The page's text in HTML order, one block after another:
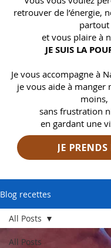
retrouver de l’énergie,
partout
et vous plaire à
JE SUIS LA
Je vous accompagne à
je vous aide à manger
moins,
sans frustration
en gardant une
JE
Blog recettes
All Posts
All Posts